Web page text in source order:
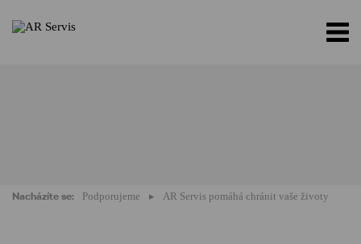
Nacházíte se: Podporujeme AR Servis pomáhá chránit vaše životy